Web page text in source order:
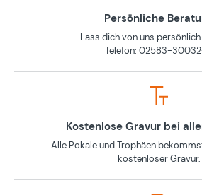
Persönliche
Lass dich von uns
Telefon: 02583-
Kostenlose Gravur bei
Alle Pokale und Trophäen
kostenloser Gravur.